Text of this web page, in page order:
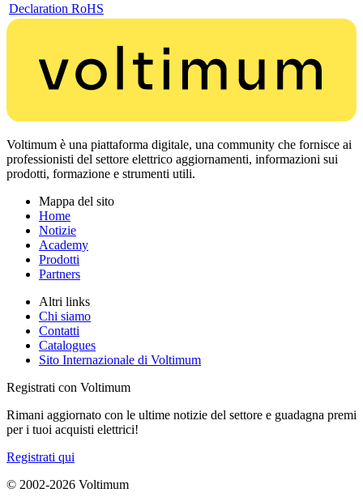
Declaration RoHS
Voltimum è una piattaforma digitale, una community che fornisce ai
professionisti del settore elettrico aggiornamenti, informazioni sui
prodotti, formazione e strumenti utili.
Mappa del sito
Home
Notizie
Academy
Prodotti
Partners
Altri links
Chi siamo
Contatti
Catalogues
Sito Internazionale di Voltimum
Registrati con Voltimum
Rimani aggiornato con le ultime notizie del settore e guadagna premi
per i tuoi acquisti elettrici!
Registrati qui
© 2002-2026 Voltimum